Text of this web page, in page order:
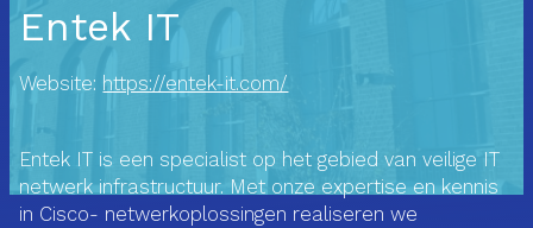
Entek IT
Website: https://entek-it.com/
Entek IT is een specialist op het gebied van veilige IT
netwerk infrastructuur. Met onze expertise en kennis
in Cisco- netwerkoplossingen realiseren we